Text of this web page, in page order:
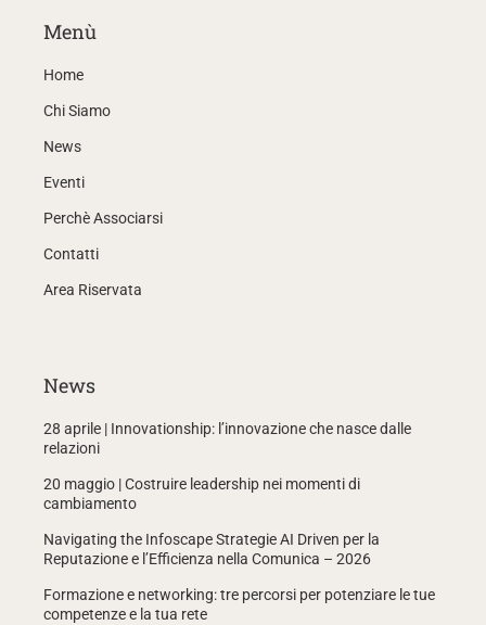
Menù
Home
Chi Siamo
News
Eventi
Perchè Associarsi
Contatti
Area Riservata
News
28 aprile | Innovationship: l’innovazione che nasce dalle
relazioni
20 maggio | Costruire leadership nei momenti di
cambiamento
Navigating the Infoscape Strategie AI Driven per la
Reputazione e l’Efficienza nella Comunica – 2026
Formazione e networking: tre percorsi per potenziare le tue
competenze e la tua rete